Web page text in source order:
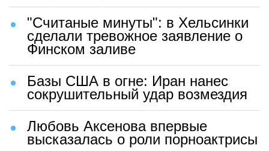
"Считаные минуты": в Хельсинки
сделали тревожное заявление о
Финском заливе
Базы США в огне: Иран нанес
сокрушительный удар возмездия
Любовь Аксенова впервые
высказалась о роли порноактрисы